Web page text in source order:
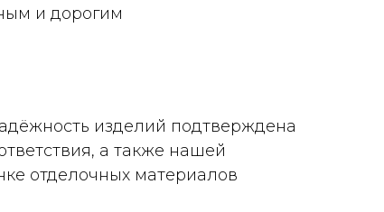
и дорогим
изделий подтверждена
а также нашей
отделочных материалов